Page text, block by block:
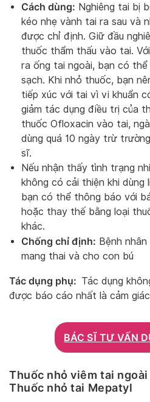
Cách dùng: Nghiêng tai bị
kéo nhẹ vành tai ra sau và
được chỉ định. Giữ đầu
thuốc thẩm thấu vào tai.
ra ống tai ngoài, bạn có thể
sạch. Khi nhỏ thuốc, bạn
tiếp xúc với tai vì vi khuẩn
giảm tác dụng điều trị của
thuốc Ofloxacin vào tai,
dùng quá 10 ngày trừ
sĩ.
Nếu nhận thấy tình trạng
không có cải thiện khi dùng
bạn có thể thông báo với
hoặc thay thế bằng loại
khác.
Chống chỉ định: Bệnh
mang thai và cho con bú
Tác dụng phụ: Tác dụng
được báo cáo nhất là cảm
BÁC SĨ TƯ VẤN
Thuốc nhỏ viêm tai
Thuốc nhỏ tai Mepatyl